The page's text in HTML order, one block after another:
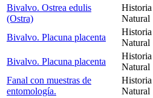
Bivalvo. Ostrea edulis
(Ostra)
Historia
Natural
Bivalvo. Placuna placenta
Historia
Natural
Bivalvo. Placuna placenta
Historia
Natural
Fanal con muestras de
entomología.
Historia
Natural